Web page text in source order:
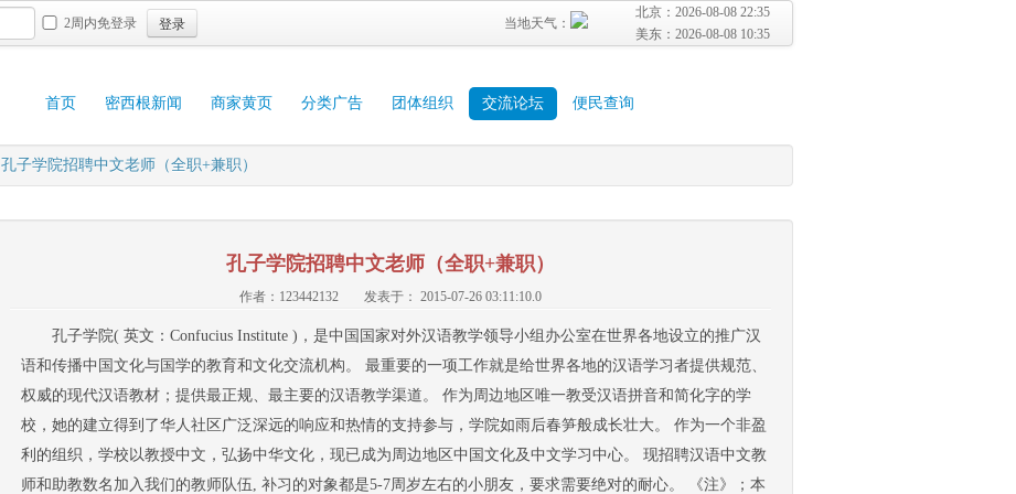
2周内免登录 登录
北京： 2026-08-08 22:35
美东： 2026-08-08 10:35
当地天气：
首页 密西根新闻 商家黄页 分类广告 团体组织 交流论坛 便民查询
孔子学院招聘中文老师（全职+兼职）
孔子学院招聘中文老师（全职+兼职）
作者：123442132 发表于： 2015-07-26 03:11:10.0
孔子学院( 英文：Confucius Institute )，是中国国家对外汉语教学领导小组办公室在世界各地设立的推广汉
语和传播中国文化与国学的教育和文化交流机构。 最重要的一项工作就是给世界各地的汉语学习者提供规范、
权威的现代汉语教材；提供最正规、最主要的汉语教学渠道。 作为周边地区唯一教受汉语拼音和简化字的学
校，她的建立得到了华人社区广泛深远的响应和热情的支持参与，学院如雨后春笋般成长壮大。 作为一个非盈
利的组织，学校以教授中文，弘扬中华文化，现已成为周边地区中国文化及中文学习中心。 现招聘汉语中文教
师和助教数名加入我们的教师队伍, 补习的对象都是5-7周岁左右的小朋友，要求需要绝对的耐心。 《注》；本